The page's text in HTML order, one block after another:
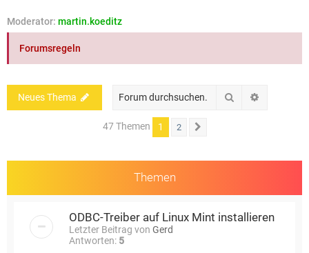
Moderator: martin.koeditz
Forumsregeln
Neues Thema Suche
47 Themen 1 2
Themen
ODBC-Treiber auf Linux Mint installieren
Letzter Beitrag von Gerd
Antworten: 5